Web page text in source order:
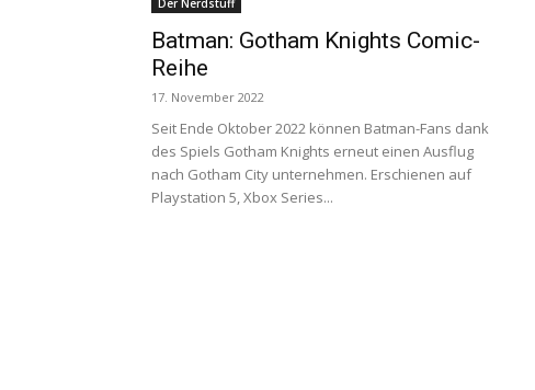
Der Nerdstuff
Batman: Gotham Knights Comic-
Reihe
17. November 2022
Seit Ende Oktober 2022 können Batman-Fans dank
des Spiels Gotham Knights erneut einen Ausflug
nach Gotham City unternehmen. Erschienen auf
Playstation 5, Xbox Series...